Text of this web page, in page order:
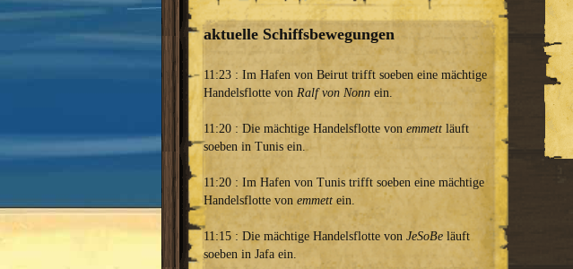
aktuelle Schiffsbewegungen
11:23 : Im Hafen von Beirut trifft soeben eine mächtige
Handelsflotte von Ralf von Nonn ein.
11:20 : Die mächtige Handelsflotte von emmett läuft
soeben in Tunis ein.
11:20 : Im Hafen von Tunis trifft soeben eine mächtige
Handelsflotte von emmettein.
11:15 : Die mächtige Handelsflotte von JeSoBe läuft
soeben in Jafa ein.